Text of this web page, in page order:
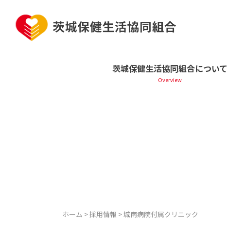
content
茨城保健生活協同組合について
ホーム >採用情報 >城南病院付属クリニック